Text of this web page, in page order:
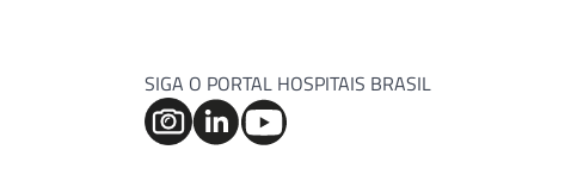
SIGA O PORTAL HOSPITAIS BRASIL